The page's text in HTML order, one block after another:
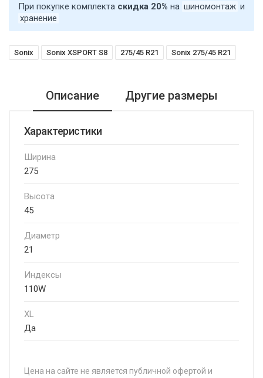
При покупке комплекта скидка 20% на шиномонтаж и
хранение
Sonix Sonix XSPORT S8 275/45 R21 Sonix 275/45 R21
Описание Другие размеры
Характеристики
Ширина
275
Высота
45
Диаметр
21
Индексы
110W
XL
Да
Цена на сайте не является публичной офертой и